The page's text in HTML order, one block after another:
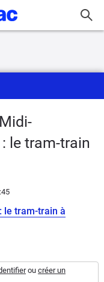
le tram-train
le tram-train à
ou créer un